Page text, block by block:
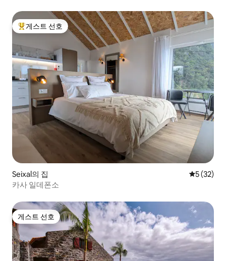
상위 게스트 선호
게스트 선호
Seixal의 집 평점 5점
5 (32)
카사 일데폰소
게스트 선호
게스트 선호